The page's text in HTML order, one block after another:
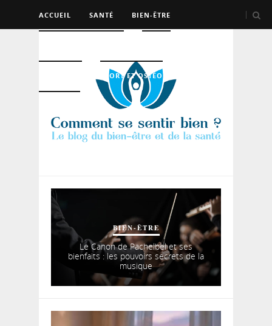
ACCUEIL SANTÉ BIEN-ÊTRE
SPORT ET OSTÉO
BIEN-ÊTRE
Le Canon de Pachelbel et ses
bienfaits : les pouvoirs secrets de la
musique